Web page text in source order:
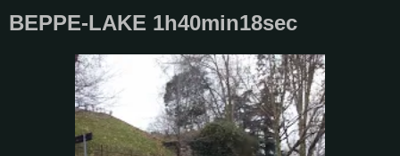
BEPPE-LAKE 1h40min18sec